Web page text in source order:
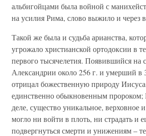
альбигойцами была войной с
на усилия Рима, слово выжило и через
Такой же была и судьба арианства,
угрожало христианской ортодоксии в
первого тысячелетия. Появившийся на
Александрии около 256 г. и умерший в
отрицал божественную природу
единственно обыкновенным пророком;
деле, существо уникальное, верховное
могло ни войти в плоть, ни страдать и
подвергнуться смерти и унижениям –